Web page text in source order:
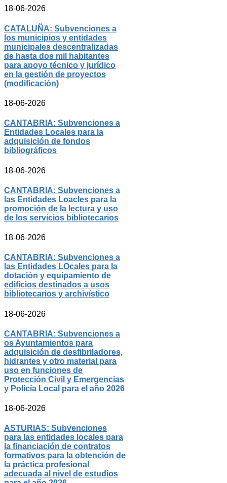
18-06-2026
CATALUÑA: Subvenciones a
los municipios y entidades
municipales descentralizadas
de hasta dos mil habitantes
para apoyo técnico y jurídico
en la gestión de proyectos
(modificación)
18-06-2026
CANTABRIA: Subvenciones a
Entidades Locales para la
adquisición de fondos
bibliográficos
18-06-2026
CANTABRIA: Subvenciones a
las Entidades Loacles para la
promoción de la lectura y uso
de los servicios bibliotecarios
18-06-2026
CANTABRIA: Subvenciones a
las Entidades LOcales para la
dotación y equipamiento de
edificios destinados a usos
bibliotecarios y archivístico
18-06-2026
CANTABRIA: Subvenciones a
os Ayuntamientos para
adquisición de desfibriladores,
hidrantes y otro material para
uso en funciones de
Protección Civil y Emergencias
y Policía Local para el año 2026
18-06-2026
ASTURIAS: Subvenciones
para las entidades locales para
la financiación de contratos
formativos para la obtención de
la práctica profesional
adecuada al nivel de estudios